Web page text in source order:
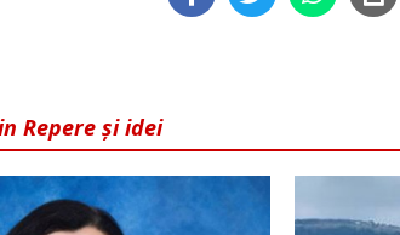
Repere și idei